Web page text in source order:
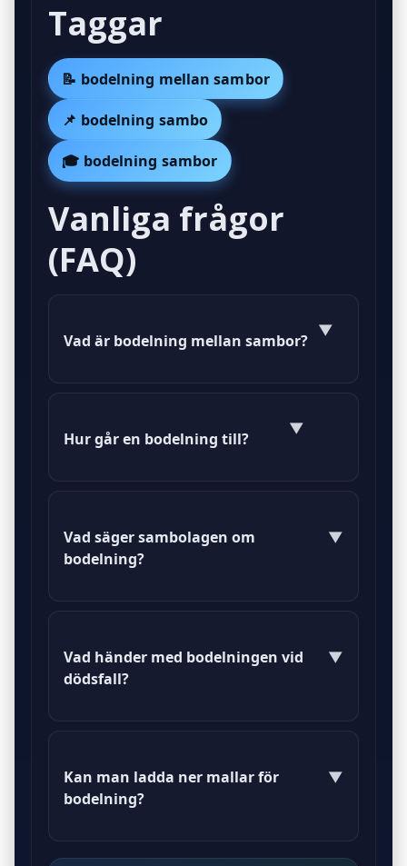
Taggar
📝 bodelning mellan sambor
📌 bodelning sambo
🎓 bodelning sambor
Vanliga frågor
(FAQ)
Vad är bodelning mellan sambor?
▼
att man delar upp gemensam
egendom vid separation eller
Hur går en bodelning till?
▼
genom en bodelningsförrättare om
Vad säger sambolagen om
bodelning?
▼
gemensam bostad och bohag ska
Vad händer med bodelningen vid
dödsfall?
▼
rätt till sin del av arvet direkt.
Kan man ladda ner mallar för
bodelning?
▼
Ja, vi erbjuder nedladdning av